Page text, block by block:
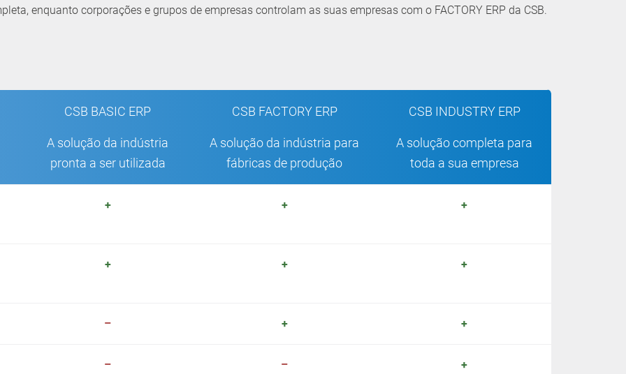
enquanto corporações e grupos de empresas controlam as suas empresas com o FACTORY ERP da CSB.
CSB BASIC ERP
A solução da indústria
pronta a ser utilizada
CSB FACTORY ERP
A solução da indústria para
fábricas de produção
CSB INDUSTRY ERP
A solução completa para
toda a sua empresa
+ + +
+ + +
– + +
– – +